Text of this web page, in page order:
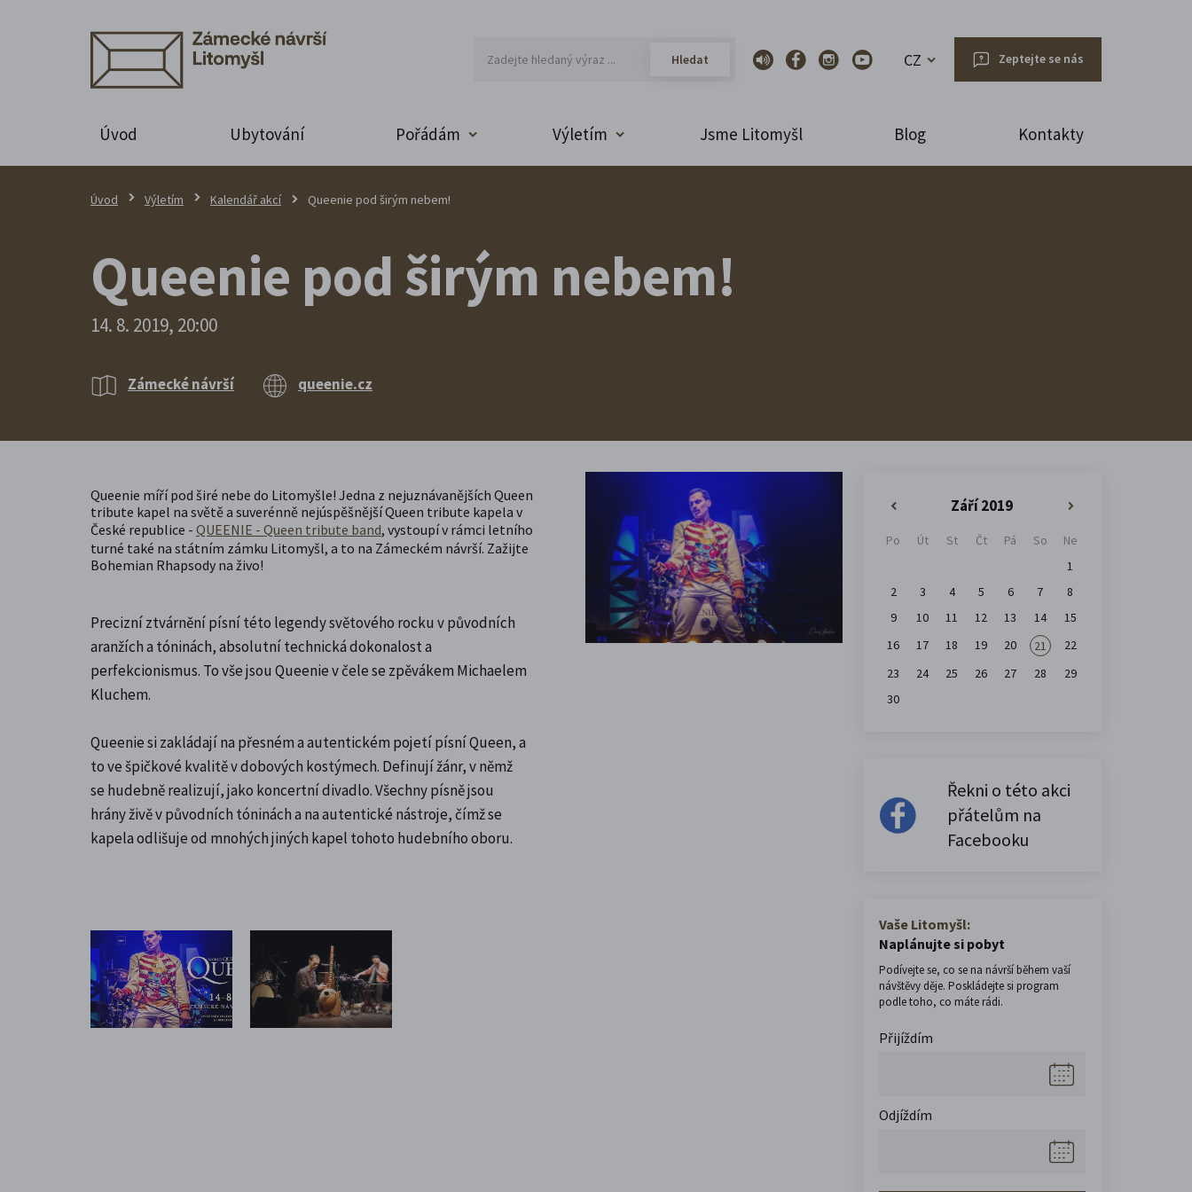
CZ Zeptejte se nás
Úvod Ubytování Pořádám Výletím Jsme Litomyšl Blog Kontakty
Úvod Výletím Kalendář akcí Queenie pod širým nebem!
Queenie pod širým nebem!
14. 8. 2019, 20:00
Zámecké návrší queenie.cz
Queenie míří pod širé nebe do Litomyšle! Jedna z nejuznávanějších Queen
tribute kapel na světě a suverénně nejúspěšnější Queen tribute kapela v
České republice - QUEENIE - Queen tribute band, vystoupí v rámci letního
turné také na státním zámku Litomyšl, a to na Zámeckém návrší. Zažijte
Bohemian Rhapsody na živo!
Precizní ztvárnění písní této legendy světového rocku v původních
aranžích a tóninách, absolutní technická dokonalost a
perfekcionismus. To vše jsou Queenie v čele se zpěvákem Michaelem
Kluchem.
Queenie si zakládají na přesném a autentickém pojetí písní Queen, a
to ve špičkové kvalitě v dobových kostýmech. Definují žánr, v němž
se hudebně realizují, jako koncertní divadlo. Všechny písně jsou
hrány živě v původních tóninách a na autentické nástroje, čímž se
kapela odlišuje od mnohých jiných kapel tohoto hudebního oboru.
Září 2019
Po Út St Čt Pá So
Ne
1
2
3 4 5 6 7
8
9
10 11 12 13 14
15
16
17 18 19 20 21
22
23
24 25 26 27 28
29
30
Řekni o této akci
přátelům na
Facebooku
Vaše Litomyšl:
Naplánujte si pobyt
Podívejte se, co se na návrší během vaší
návštěvy děje. Poskládejte si program
podle toho, co máte rádi.
Přijíždím
Odjíždím